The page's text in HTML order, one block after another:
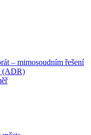
– mimosoudním řešení
(ADR)